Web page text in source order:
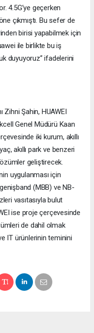
4.5G’ye geçerken
çıkmıştı. Bu sefer de
birisi yapabilmek için
ile birlikte bu iş
duyuyoruz” ifadelerini
Zihni Şahin, HUAWEI
Genel Müdürü Kaan
iki kurum, akıllı
akıllı park ve benzeri
geliştirecek.
uygulanması için
(MBB) ve NB-
vasıtasıyla bulut
ise proje çerçevesinde
de dahil olmak
IT ürünlerinin teminini